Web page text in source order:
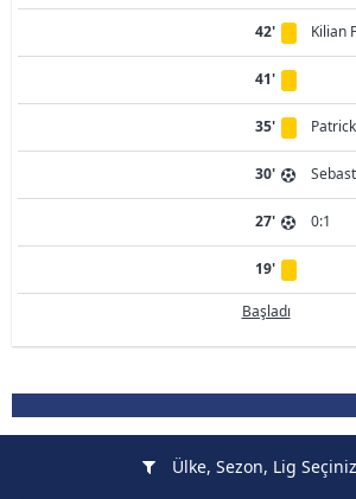
Ülke, Sezon, Lig Seçiniz
42' Kilian
41'
35'
30'
27' 0:1
19'
Başladı